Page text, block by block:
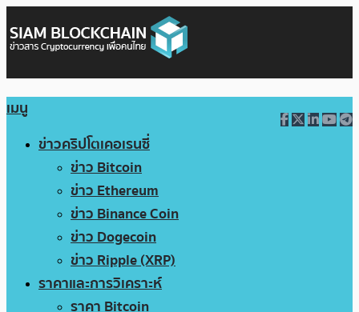
เมนู
ข่าวคริปโตเคอเรนซี่
ข่าว Bitcoin
ข่าว Ethereum
ข่าว Binance Coin
ข่าว Dogecoin
ข่าว Ripple (XRP)
ราคาและการวิเคราะห์
ราคา Bitcoin